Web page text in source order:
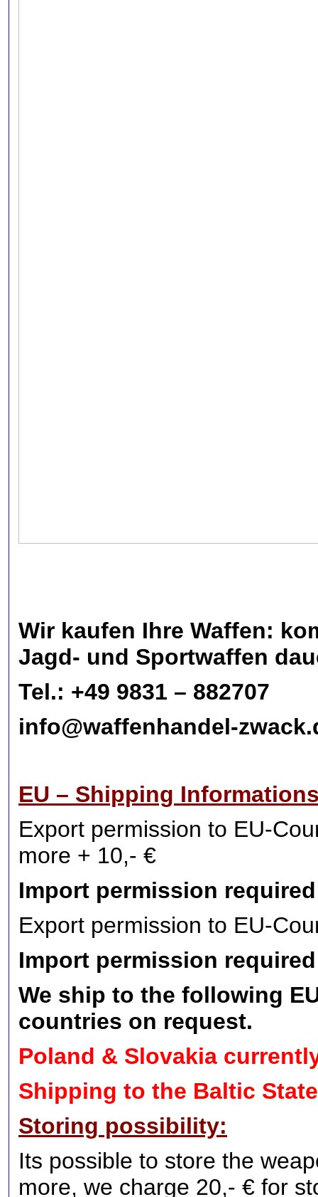
Wir kaufen Ihre Waffen:
Jagd- und Sportwaffen
Tel.: +49 9831 – 882707
info@waffenhandel-
EU – Shipping
Export permission to EU-
more + 10,- €
Import permission
Export permission to EU-
Import permission
We ship to the following
countries on request.
Poland & Slovakia
Shipping to the Baltic
Storing possibility:
Its possible to store the
more, we charge 20,- € for